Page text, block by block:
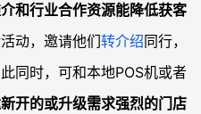
和行业合作资源能降低获客
动，邀请他们转介绍同行，
同时，可和本地POS机或者
开的或升级需求强烈的门店